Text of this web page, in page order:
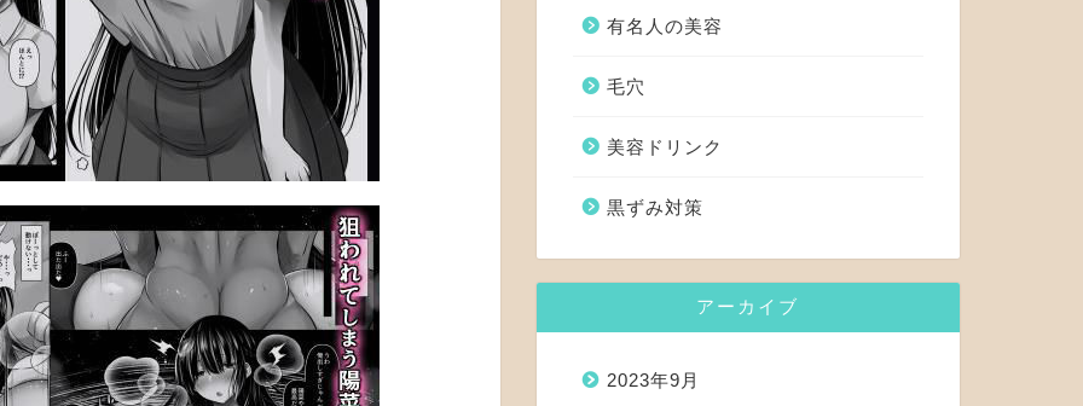
有名人の美容
毛穴
美容ドリンク
黒ずみ対策
アーカイブ
2023年9月